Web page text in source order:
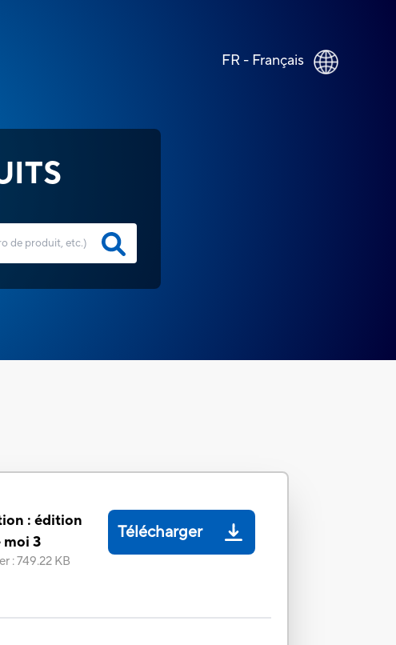
FR - Français
: édition
moi 3
:749.22 KB
Télécharger